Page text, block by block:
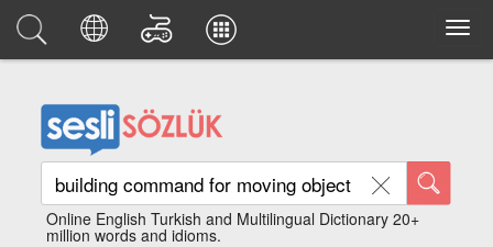
Online English Turkish and Multilingual Dictionary 20+
million words and idioms.